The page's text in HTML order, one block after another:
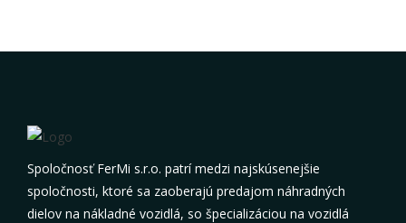
Spoločnosť FerMi s.r.o. patrí medzi najskúsenejšie
spoločnosti, ktoré sa zaoberajú predajom náhradných
dielov na nákladné vozidlá, so špecializáciou na vozidlá